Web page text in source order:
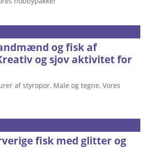
og fisk af
og sjov aktivitet for
af styropor, Male og tegne,Vores
fisk med glitter og